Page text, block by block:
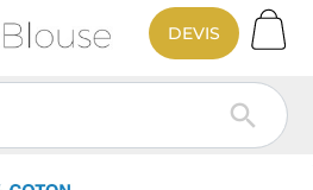

DEVIS
médicale
Blouse blanche chimie coton